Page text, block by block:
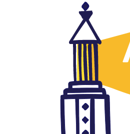
Artículos traducidos
¿Comenzará el
intervención
“suní” en Siria?